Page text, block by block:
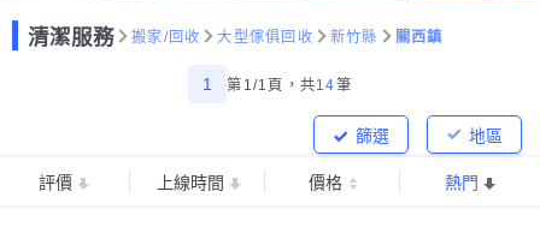
清潔服務 搬家/回收 大型傢俱回收 新竹縣 關西鎮
1 第1/1頁， 共14筆
地區
篩選
評價 上線時間 價格 熱門